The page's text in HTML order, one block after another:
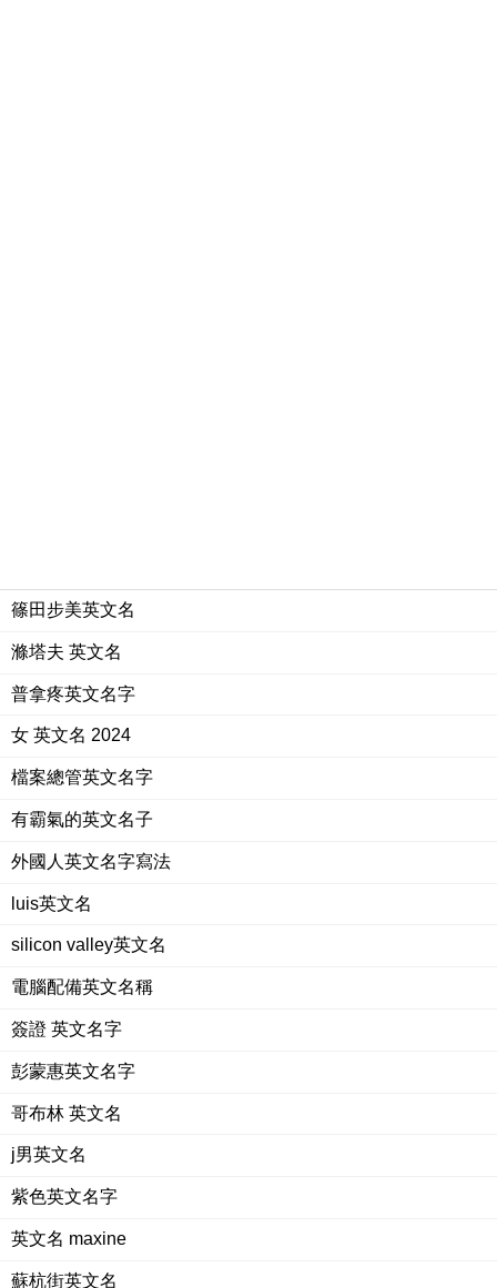
篠田步美英文名
滌塔夫 英文名
普拿疼英文名字
女 英文名 2024
檔案總管英文名字
有霸氣的英文名子
外國人英文名字寫法
luis英文名
silicon valley英文名
電腦配備英文名稱
簽證 英文名字
彭蒙惠英文名字
哥布林 英文名
j男英文名
紫色英文名字
英文名 maxine
蘇杭街英文名